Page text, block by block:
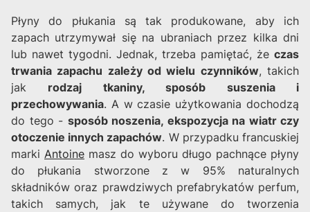
Płyny do płukania są tak produkowane, aby ich
zapach utrzymywał się na ubraniach przez kilka dni
lub nawet tygodni. Jednak, trzeba pamiętać, że czas
trwania zapachu zależy od wielu czynników, takich
jak rodzaj tkaniny, sposób suszenia i
przechowywania. A w czasie użytkowania dochodzą
do tego - sposób noszenia, ekspozycja na wiatr czy
otoczenie innych zapachów. W przypadku francuskiej
marki Antoine masz do wyboru długo pachnące płyny
do płukania stworzone z w 95% naturalnych
składników oraz prawdziwych prefabrykatów perfum,
takich samych, jak te używane do tworzenia